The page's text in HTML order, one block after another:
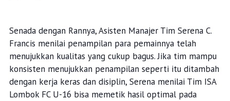
Senada dengan Rannya, Asisten Manajer Tim Serena C.
Francis menilai penampilan para pemainnya telah
menujukkan kualitas yang cukup bagus. Jika tim mampu
konsisten menujukkan penampilan seperti itu ditambah
dengan kerja keras dan disiplin, Serena menilai Tim ISA
Lombok FC U-16 bisa memetik hasil optimal pada